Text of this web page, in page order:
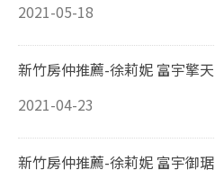
2021-05-18
新竹房仲推薦-徐莉妮 富宇擎天
2021-04-23
新竹房仲推薦-徐莉妮 富宇御琚